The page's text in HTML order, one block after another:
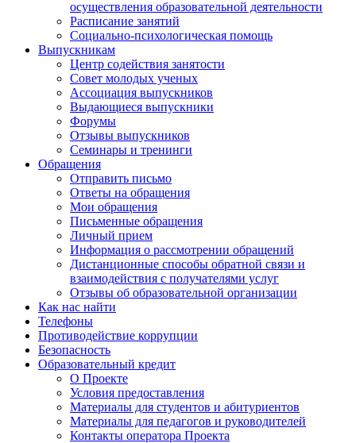
осуществления образовательной деятельности
Расписание занятий
Социально-психологическая помощь
Выпускникам
Центр содействия занятости
Совет молодых ученых
Ассоциация выпускников
Выдающиеся выпускники
Форумы
Отзывы выпускников
Семинары и тренинги
Обращения
Отправить письмо
Ответы на обращения
Мои обращения
Письменные обращения
Личный прием
Информация о рассмотрении обращений
Дистанционные способы обратной связи и
взаимодействия с получателями услуг
Отзывы об образовательной организации
Как нас найти
Телефоны
Противодействие коррупции
Безопасность
Образовательный кредит
О Проекте
Условия предоставления
Материалы для студентов и абитуриентов
Материалы для педагогов и руководителей
Контакты опе ратора Проекта